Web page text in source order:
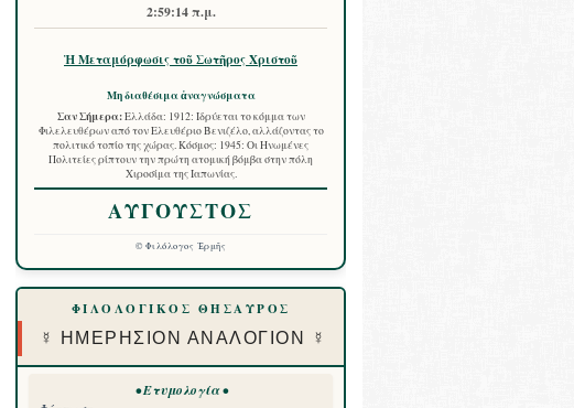
2:59:15 π.μ.
Ἡ Μεταμόρφωσις τοῦ Σωτῆρος Χριστοῦ
Μη διαθέσιμα ἀναγνώσματα
Σαν Σήμερα:Ελλάδα: 1912: Ιδρύεται το κόμμα των
Φιλελευθέρων από τον Ελευθέριο Βενιζέλο, αλλάζοντας το
πολιτικό τοπίο της χώρας. Κόσμος: 1945: Οι Ηνωμένες
Πολιτείες ρίπτουν την πρώτη ατομική βόμβα στην πόλη
Χιροσίμα της Ιαπωνίας.
ΑΥΓΟΥΣΤΟΣ
© Φιλόλογος Ἑρμῆς
ΦΙΛΟΛΟΓΙΚΟΣ ΘΗΣΑΥΡΟΣ
☿ ΗΜΕΡΗΣΙΟΝ ΑΝΑΛΟΓΙΟΝ ☿
• Ετυμολογία •